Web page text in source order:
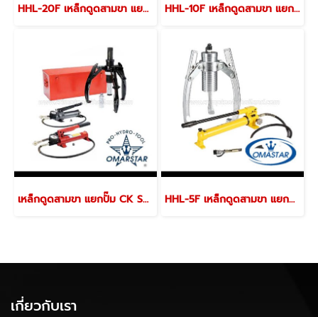
HHL-20F เหล็กดูดสามขา แยกปั๊ม HHL-10F เหล็กดูดสามขา แยกปั๊ม
เหล็กดูดสามขา แยกปั๊ม CK Series HHL-5F เหล็กดูดสามขา แยกปั๊ม
เกี่ยวกับเรา